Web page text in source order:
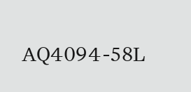
AQ4094-58L